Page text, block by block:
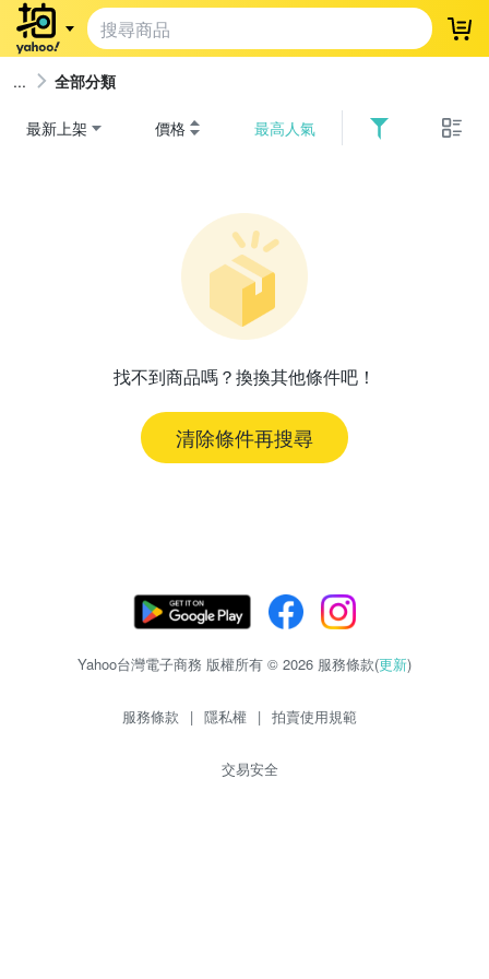
登
全部分類
最新上架 價格 最高人氣
找不到商品嗎？換換其他條件吧！
清除條件再搜尋
Yahoo台灣電子商務 版權所有 © 2026 服務條款(更新)
服務條款 | 隱私權 | 拍賣使用規範
交易安全